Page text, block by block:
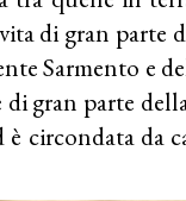
di gran parte
Sarmento e
gran parte
circondata da